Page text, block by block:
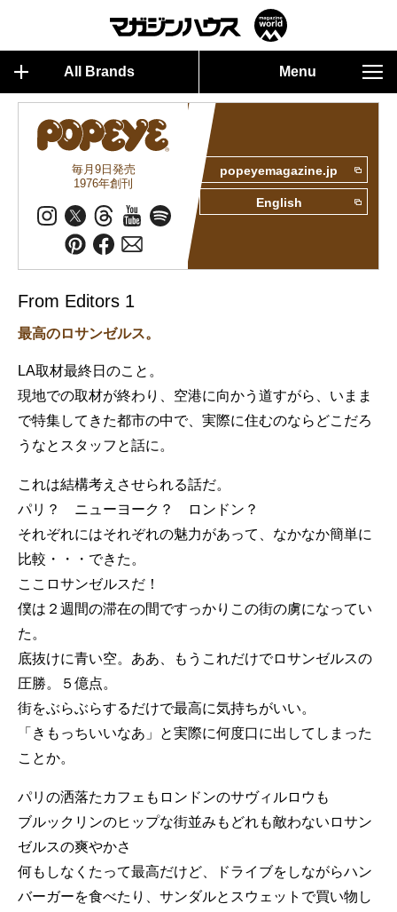
All Brands Menu
毎月9日発売
1976年創刊
popeyemagazine.jp
English
From Editors 1
最高のロサンゼルス。
LA取材最終日のこと。
現地での取材が終わり、空港に向かう道すがら、いまま
で特集してきた都市の中で、実際に住むのならどこだろ
うなとスタッフと話に。
これは結構考えさせられる話だ。
パリ？ ニューヨーク？ ロンドン？
それぞれにはそれぞれの魅力があって、なかなか簡単に
比較・・・できた。
ここロサンゼルスだ！
僕は２週間の滞在の間ですっかりこの街の虜になってい
た。
底抜けに青い空。ああ、もうこれだけでロサンゼルスの
圧勝。５億点。
街をぶらぶらするだけで最高に気持ちがいい。
「きもっちいいなあ」と実際に何度口に出してしまった
ことか。
パリの洒落たカフェもロンドンのサヴィルロウも
ブルックリンのヒップな街並みもどれも敵わないロサン
ゼルスの爽やかさ
何もしなくたって最高だけど、ドライブをしながらハン
バーガーを食べたり、サンダルとスウェットで買い物し